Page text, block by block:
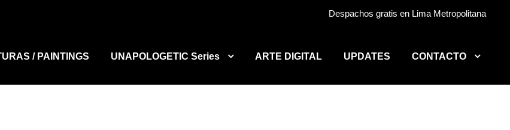
Despachos gratis en Lima Metropolitana
/ PAINTINGS UNAPOLOGETIC Series ARTE DIGITAL UPDATES CONTACTO